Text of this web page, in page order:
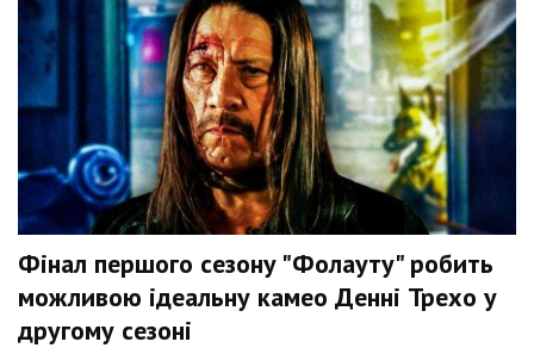
Фінал першого сезону "Фолауту" робить
можливою ідеальну камео Денні Трехо у
другому сезоні